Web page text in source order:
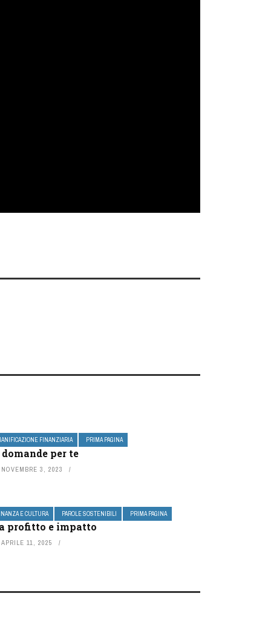
FINANZIARIA PRIMA PAGINA
domande per te
NOVEMBRE 3, 2023
E CULTURA PAROLE SOSTENIBILI PRIMA PAGINA
profitto e impatto
APRILE 11, 2025